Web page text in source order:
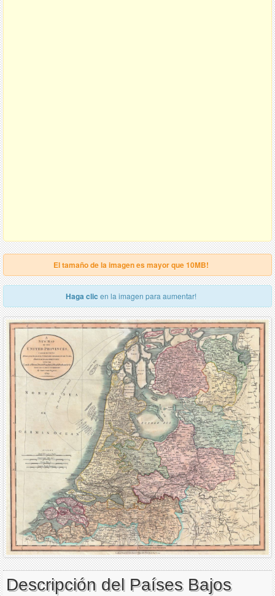
El tamaño de la imagen es mayor que 10MB!
Haga clic en la imagen para aumentar!
Descripción del Países Bajos